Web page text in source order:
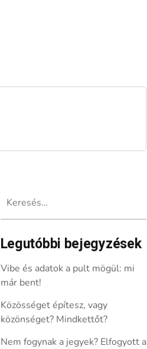
Legutóbbi bejegyzések
Vibe és adatok a pult mögül: mi
már bent!
Közösséget építesz, vagy
közönséget? Mindkettőt?
Nem fogynak a jegyek? Elfogyott a